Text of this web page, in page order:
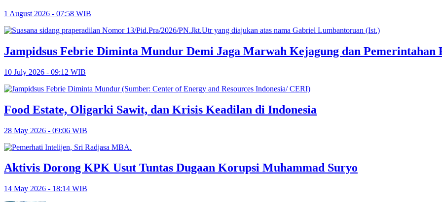
1 August 2026 - 07:58 WIB
Jampidsus Febrie Diminta Mundur Demi Jaga Marwah Kejagung dan Pemerintahan
10 July 2026 - 09:12 WIB
Food Estate, Oligarki Sawit, dan Krisis Keadilan di Indonesia
28 May 2026 - 09:06 WIB
Aktivis Dorong KPK Usut Tuntas Dugaan Korupsi Muhammad Suryo
14 May 2026 - 18:14 WIB